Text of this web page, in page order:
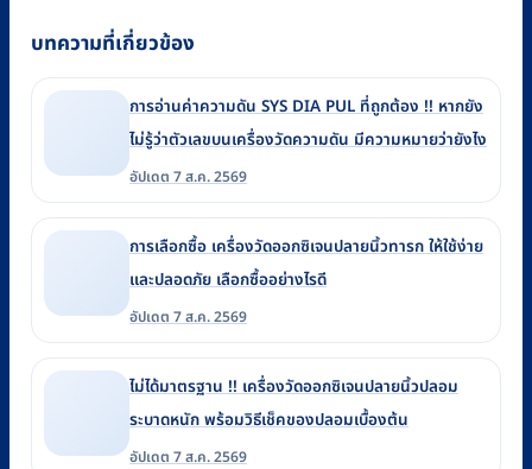
บทความที่เกี่ยวข้อง
การอ่านค่าความดัน SYS DIA PUL ที่ถูกต้อง !! หากยัง
ไม่รู้ว่าตัวเลขบนเครื่องวัดความดัน มีความหมายว่ายังไง
อัปเดต 7 ส.ค. 2569
การเลือกซื้อ เครื่องวัดออกซิเจนปลายนิ้วทารก ให้ใช้ง่าย
และปลอดภัย เลือกซื้ออย่างไรดี
อัปเดต 7 ส.ค. 2569
ไม่ได้มาตรฐาน !! เครื่องวัดออกซิเจนปลายนิ้วปลอม
ระบาดหนัก พร้อมวิธีเช็คของปลอมเบื้องต้น
อัปเดต 7 ส.ค. 2569